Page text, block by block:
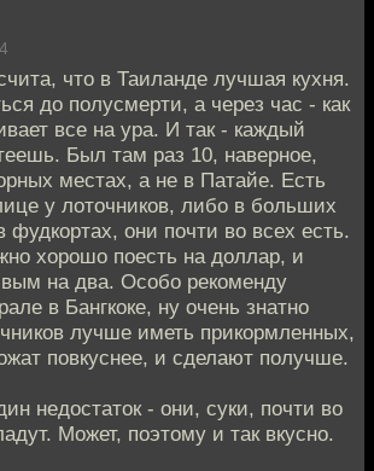
что в Таиланде лучшая кухня.
до полусмерти, а через час - как
все на ура. И так - каждый
Был там раз 10, наверное,
местах, а не в Патайе. Есть
у лоточников, либо в больших
фудкортах, они почти во всех есть.
хорошо поесть на доллар, и
на два. Особо рекоменду
в Бангкоке, ну очень знатно
лучше иметь прикормленных,
повкуснее, и сделают получше.
недостаток - они, суки, почти во
Может, поэтому и так вкусно.